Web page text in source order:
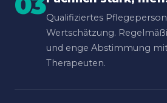
Qualifiziertes
Wertschätzung.
und enge Abstimmung
Therapeuten.